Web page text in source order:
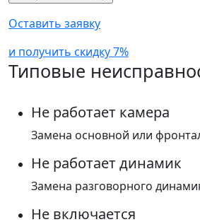
Оставить заявку
и получить скидку 7%
Типовые
Не работает камера
Замена основной или
Не работает динамик
Замена разговорного
Не включается